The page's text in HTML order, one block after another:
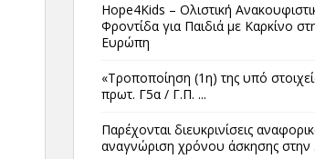
Hope4Kids – Ολιστική
Φροντίδα για Παιδιά με Καρκίνο
Ευρώπη
«Τροποποίηση (1η) της υπό
πρωτ. Γ5α / Γ.Π. ...
Παρέχονται διευκρινίσεις
αναγνώριση χρόνου άσκησης στην